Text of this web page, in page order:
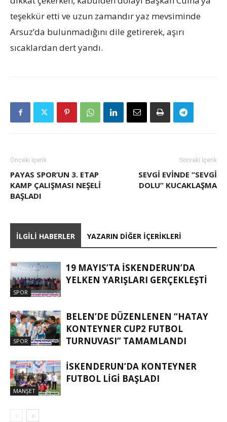
teşekkür etti ve uzun zamandır yaz mevsiminde
Arsuz’da bulunmadığını dile getirerek, aşırı
sıcaklardan dert yandı.
Önceki İçerik
PAYAS SPOR’UN 3. ETAP
KAMP ÇALIŞMASI NEŞELİ
BAŞLADI
Sonraki İçerik
SEVGI EVINDE “SEVGI
DOLU” KUCAKLAŞMA
İLGILI HABERLER YAZARIN DIĞER İÇERIKLERI
SPOR
19 MAYIS’TA İSKENDERUN’DA
YELKEN YARIŞLARI GERÇEKLEŞTI
SPOR
BELEN’DE DÜZENLENEN “HATAY
KONTEYNER CUP2 FUTBOL
TURNUVASI” TAMAMLANDI
MANŞET
İSKENDERUN’DA KONTEYNER
FUTBOL LİGİ BAŞLADI